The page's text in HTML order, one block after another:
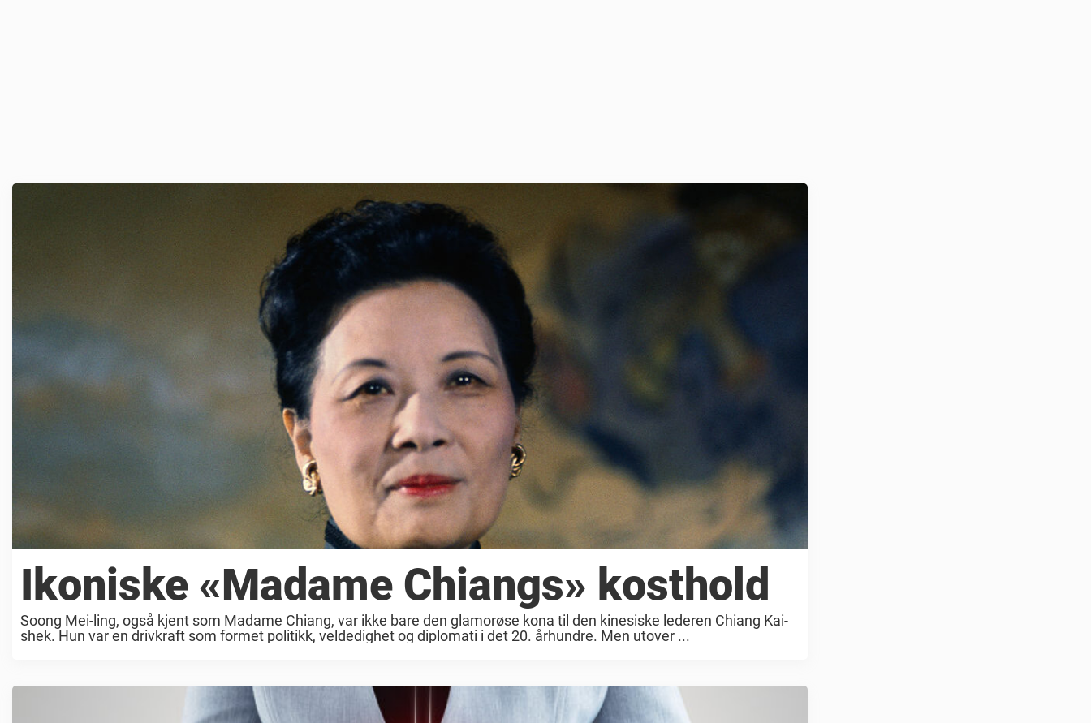
Ikoniske «Madame Chiangs» kosthold
Soong Mei-ling, også kjent som Madame Chiang, var ikke bare den glamorøse kona til den kinesiske lederen Chiang Kai-
shek. Hun var en drivkraft som formet politikk, veldedighet og diplomati i det 20. århundre. Men utover ...